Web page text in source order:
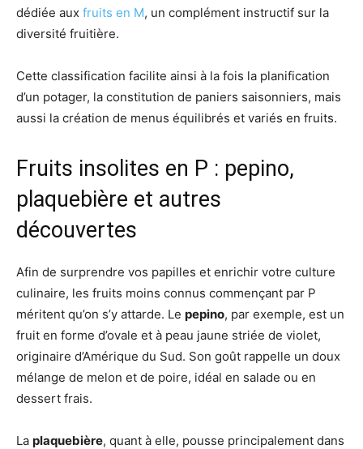
dédiée aux fruits en M, un complément instructif sur la
diversité fruitière.
Cette classification facilite ainsi à la fois la planification
d’un potager, la constitution de paniers saisonniers, mais
aussi la création de menus équilibrés et variés en fruits.
Fruits insolites en P : pepino,
plaquebière et autres
découvertes
Afin de surprendre vos papilles et enrichir votre culture
culinaire, les fruits moins connus commençant par P
méritent qu’on s’y attarde. Le pepino, par exemple, est un
fruit en forme d’ovale et à peau jaune striée de violet,
originaire d’Amérique du Sud. Son goût rappelle un doux
mélange de melon et de poire, idéal en salade ou en
dessert frais.
La plaquebière, quant à elle, pousse principalement dans